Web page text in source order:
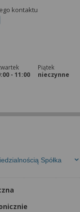
kontaktu
rejestracji
- 11:00
Piątek
nieczynne
Spółka